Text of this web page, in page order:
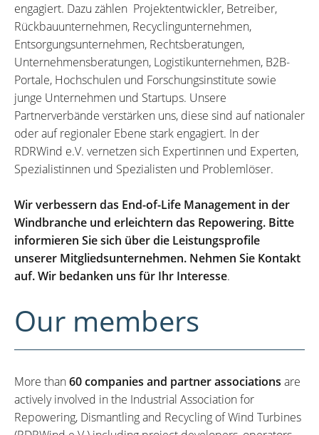
engagiert. Dazu zählen Projektentwickler, Betreiber,
Rückbauunternehmen, Recyclingunternehmen,
Entsorgungsunternehmen, Rechtsberatungen,
Unternehmensberatungen, Logistikunternehmen, B2B-
Portale, Hochschulen und Forschungsinstitute sowie
junge Unternehmen und Startups. Unsere
Partnerverbände verstärken uns, diese sind auf nationaler
oder auf regionaler Ebene stark engagiert. In der
RDRWind e.V. vernetzen sich Expertinnen und Experten,
Spezialistinnen und Spezialisten und Problemlöser.
Wir verbessern das End-of-Life Management in der
Windbranche und erleichtern das Repowering. Bitte
informieren Sie sich über die Leistungsprofile
unserer Mitgliedsunternehmen. Nehmen Sie Kontakt
auf. Wir bedanken uns für Ihr Interesse.
Our members
More than60 companies and partner associations are
actively involved in the Industrial Association for
Repowering, Dismantling and Recycling of Wind Turbines